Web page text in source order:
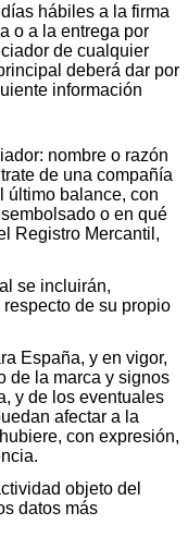
hábiles a la firma
o a la entrega por
de cualquier
deberá dar por
información
nombre o razón
de una compañía
último balance, con
o en qué
Registro Mercantil,
se incluirán,
de su propio
España, y en vigor,
de la marca y signos
y de los eventuales
afectar a la
con expresión,
objeto del
datos más